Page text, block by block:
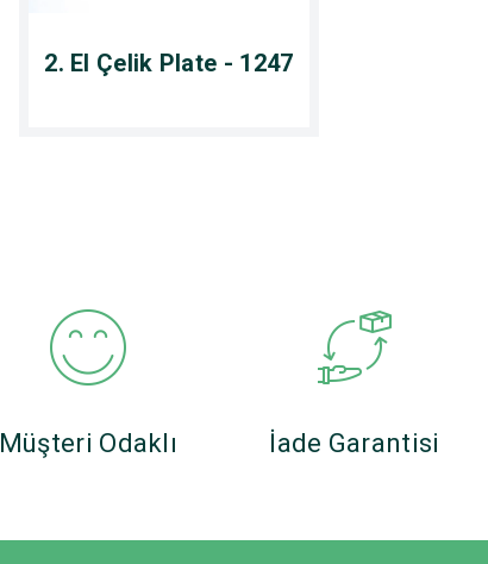
2. El Çelik Plate - 1247
Müşteri Odaklı İade Garantisi